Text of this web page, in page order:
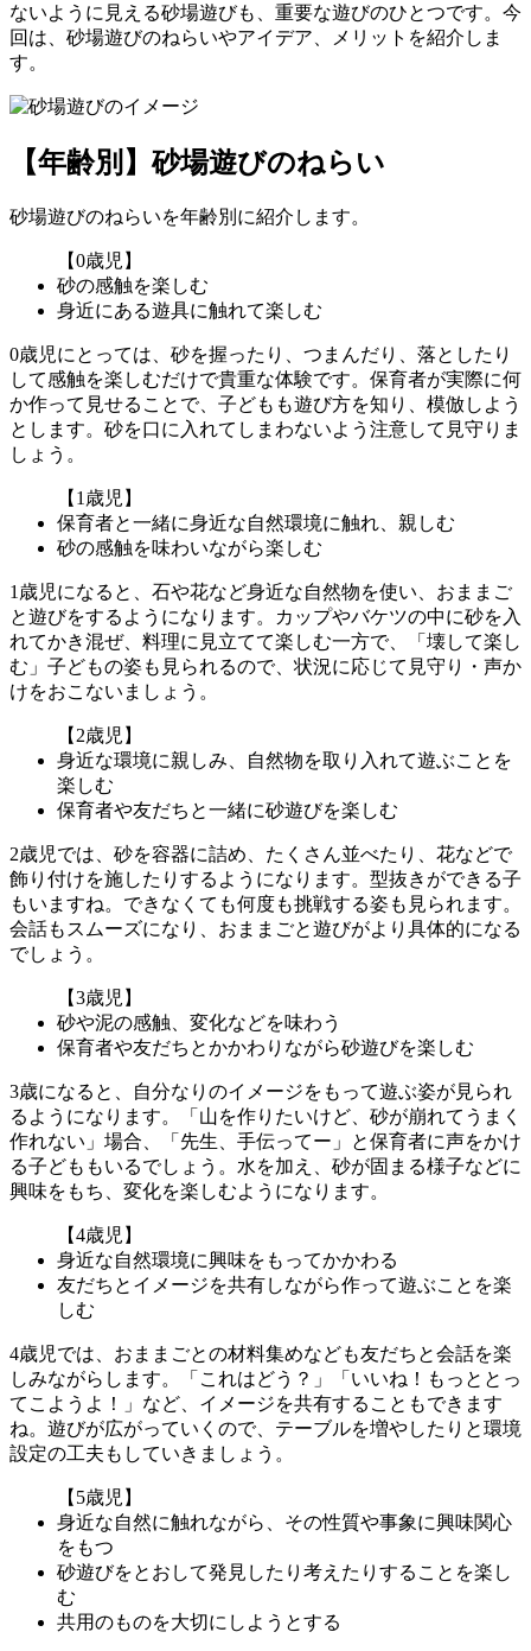
ないように見える砂場遊びも、重要な遊びのひとつです。今
回は、砂場遊びのねらいやアイデア、メリットを紹介しま
す。
【年齢別】砂場遊びのねらい
砂場遊びのねらいを年齢別に紹介します。
【0歳児】
砂の感触を楽しむ
身近にある遊具に触れて楽しむ
0歳児にとっては、砂を握ったり、つまんだり、落としたり
して感触を楽しむだけで貴重な体験です。保育者が実際に何
か作って見せることで、子どもも遊び方を知り、模倣しよう
とします。砂を口に入れてしまわないよう注意して見守りま
しょう。
【1歳児】
保育者と一緒に身近な自然環境に触れ、親しむ
砂の感触を味わいながら楽しむ
1歳児になると、石や花など身近な自然物を使い、おままご
と遊びをするようになります。カップやバケツの中に砂を入
れてかき混ぜ、料理に見立てて楽しむ一方で、「壊して楽し
む」子どもの姿も見られるので、状況に応じて見守り・声か
けをおこないましょう。
【2歳児】
身近な環境に親しみ、自然物を取り入れて遊ぶことを
楽しむ
保育者や友だちと一緒に砂遊びを楽しむ
2歳児では、砂を容器に詰め、たくさん並べたり、花などで
飾り付けを施したりするようになります。型抜きができる子
もいますね。できなくても何度も挑戦する姿も見られます。
会話もスムーズになり、おままごと遊びがより具体的になる
でしょう。
【3歳児】
砂や泥の感触、変化などを味わう
保育者や友だちとかかわりながら砂遊びを楽しむ
3歳になると、自分なりのイメージをもって遊ぶ姿が見られ
るようになります。「山を作りたいけど、砂が崩れてうまく
作れない」場合、「先生、手伝ってー」と保育者に声をかけ
る子どももいるでしょう。水を加え、砂が固まる様子などに
興味をもち、変化を楽しむようになります。
【4歳児】
身近な自然環境に興味をもってかかわる
友だちとイメージを共有しながら作って遊ぶことを楽
しむ
4歳児では、おままごとの材料集めなども友だちと会話を楽
しみながらします。「これはどう？」「いいね！もっととっ
てこようよ！」など、イメージを共有することもできます
ね。遊びが広がっていくので、テーブルを増やしたりと環境
設定の工夫もしていきましょう。
【5歳児】
身近な自然に触れながら、その性質や事象に興味関心
をもつ
砂遊びをとおして発見したり考えたりすることを楽し
む
共用のものを大切にしようとする